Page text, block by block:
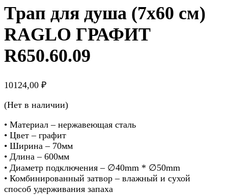
Трап для душа (7х60 см)
RAGLO ГРАФИТ
R650.60.09
10124,00 ₽
(Нет в наличии)
• Материал – нержавеющая сталь
• Цвет – графит
• Ширина – 70мм
• Длина – 600мм
• Диаметр подключения – ∅40mm * ∅50mm
• Комбинированный затвор – влажный и сухой
способ удерживания запаха